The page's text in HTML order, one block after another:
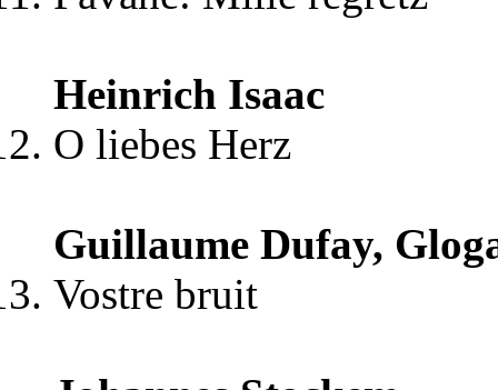
Heinrich Isaac
O liebes Herz
Guillaume Dufay,
Vostre bruit